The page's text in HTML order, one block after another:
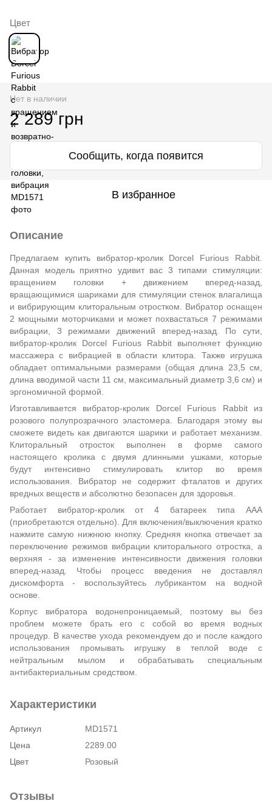
Цвет
Нет в наличии
2 289 грн
Сообщить, когда появится
В избранное
Описание
Предлагаем купить вибратор-кролик Dorcel Furious Rabbit.
Данная модель приятно удивит вас 3 типами стимуляции:
вращением головки + движением вперед-назад,
вращающимися шариками для стимуляции стенок влагалища
и вибрирующим клиторальным отростком. Вибратор оснащен
2 мощными моторчиками и может похвастаться 7 режимами
вибрации, 3 режимами движений вперед-назад. По сути,
вибратор-кролик Dorcel Furious Rabbit выполняет функцию
массажера с вибрацией в области клитора. Также игрушка
обладает оптимальными размерами (общая длина 23,5 см,
длина вводимой части 11 см, максимальный диаметр 3,6 см) и
эргономичной формой.
Изготавливается вибратор-кролик Dorcel Furious Rabbit из
розового полупрозрачного эластомера. Благодаря этому вы
сможете видеть как двигаются шарики и работает механизм.
Клиторальный отросток выполнен в форме самого
настоящего кролика с двумя длинными ушками, которые
будут интенсивно стимулировать клитор во время
использования. Вибратор не содержит фталатов и других
вредных веществ и абсолютно безопасен для здоровья.
Работает вибратор-кролик от 4 батареек типа ААА
(приобретаются отдельно). Для включения/выключения кратко
нажмите самую нижнюю кнопку. Средняя кнопка отвечает за
переключение режимов вибрации клиторального отростка, а
верхняя - за изменение интенсивности движения головки
вперед-назад. Чтобы процесс введения не доставлял
дискомфорта - воспользуйтесь лубрикантом на водной
основе.
Корпус вибратора водонепроницаемый, поэтому вы без
проблем можете брать его с собой во время водных
процедур. В качестве ухода рекомендуем до и после каждого
использования промывать игрушку в теплой воде с
нейтральным мылом и обрабатывать специальным
антибактериальным средством.
Характеристики
Артикул
MD1571
Цена
2289.00
Цвет
Розовый
Отзывы